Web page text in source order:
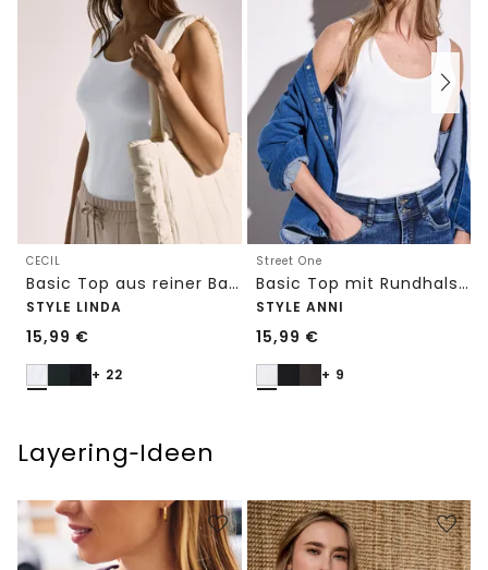
CECIL
Basic Top aus reiner Baumwolle
STYLE LINDA
15,99 €
+ 22
Street One
Basic Top mit Rundhals in Unifarbe
STYLE ANNI
15,99 €
+ 9
Layering‑Ideen